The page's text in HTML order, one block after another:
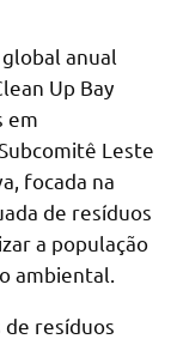
anual
Up Bay
em
Leste
focada na
de resíduos
a população
ambiental.
de resíduos